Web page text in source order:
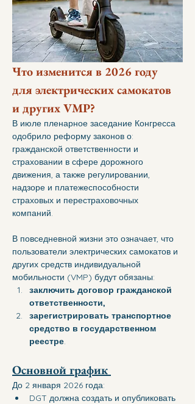
Что изменится в 2026 году
для электрических самокатов
и других VMP?
В июле пленарное заседание Конгресса
одобрило реформу законов о:
гражданской ответственности и
страховании в сфере дорожного
движения, а также регулировании,
надзоре и платежеспособности
страховых и перестраховочных
компаний.
В повседневной жизни это означает, что
пользователи электрических самокатов и
других средств индивидуальной
мобильности (VMP) будут обязаны:
заключить договор гражданской
ответственности,
зарегистрировать транспортное
средство в государственном
реестре.
Основной график
До 2 января 2026 года:
DGT должна создать и опубликовать